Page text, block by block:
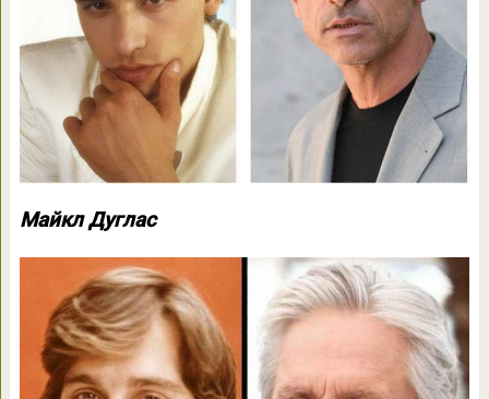
Майкл Дуглас